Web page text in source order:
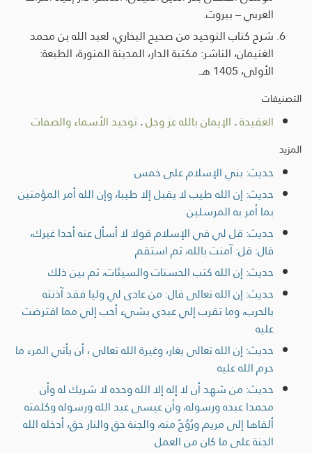
العربي – بيروت.
شرح كتاب التوحيد من صحيح البخاري، لعبد الله بن محمد
الغنيمان، الناشر: مكتبة الدار، المدينة المنورة، الطبعة:
الأولى، 1405 هـ.
التصنيفات
العقيدة. الإيمان بالله عز وجل.توحيد الأسماء والصفات
المزيد
حديث: بني الإسلام على خمس
حديث: إن الله طيب لا يقبل إلا طيبا، وإن الله أمر المؤمنين
بما أمر به المرسلين
حديث: قل لي في الإسلام قولا لا أسأل عنه أحدا غيرك،
قال: قل: آمنت بالله، ثم استقم
حديث: إن الله كتب الحسنات والسيئات، ثم بين ذلك
حديث: إن الله تعالى قال: من عادى لي وليا فقد آذنته
بالحرب، وما تقرب إلي عبدي بشيء أحب إلي مما افترضت
عليه
حديث: إن الله تعالى يغار، وغيرة الله تعالى ، أن يأتي المرء ما
حرم الله عليه
حديث: من شهد أن لا إله إلا الله وحده لا شريك له وأن
محمدا عبده ورسوله، وأن عيسى عبد الله ورسوله وكلمته
ألقاها إلى مريم ورُوُحٌ منه، والجنة حق والنار حق، أدخله الله
الجنة على ما كان من العمل